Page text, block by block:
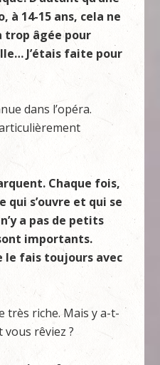
à 14-15 ans, cela ne
trop âgée pour
J’étais faite pour
dans l’opéra.
Chaque fois,
qui s’ouvre et qui se
a pas de petits
importants.
le fais toujours avec
très riche. Mais y a-t-
rêviez ?